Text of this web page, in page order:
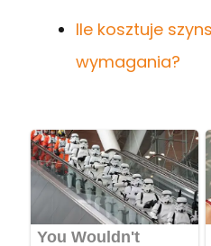
Ile kosztuje
wymagania?